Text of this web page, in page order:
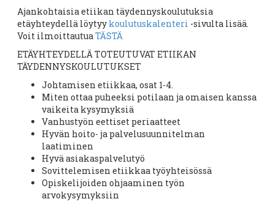
Ajankohtaisia etiikan täydennyskoulutuksia
etäyhteydellä löytyy koulutuskalenteri -sivulta lisää.
Voit ilmoittautuaTÄSTÄ
ETÄYHTEYDELLÄ TOTEUTUVAT ETIIKAN
TÄYDENNYSKOULUTUKSET
Johtamisen etiikkaa, osat 1-4.
Miten ottaa puheeksi potilaan ja omaisen kanssa
vaikeita kysymyksiä
Vanhustyön eettiset periaatteet
Hyvän hoito- ja palvelusuunnitelman
laatiminen
Hyvä asiakaspalvelutyö
Sovittelemisen etiikkaa työyhteisössä
Opiskelijoiden ohjaaminen työn
arvokysymyksiin